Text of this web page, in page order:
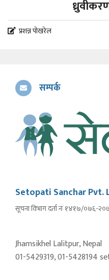
प्रशन्न पोखरेल
सम्पर्क
Setopati Sanchar Pvt.
सूचना विभाग दर्ता नंः १४१७/०७६-
Jhamsikhel Lalitpur, Nepal
01-5429319, 01-5428194